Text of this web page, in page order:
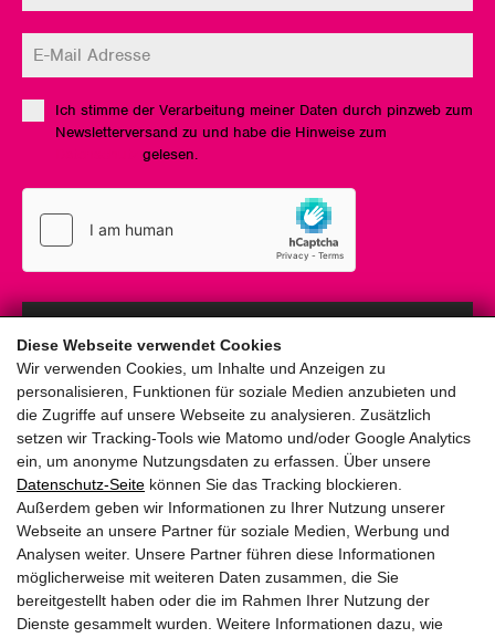
Diese Webseite verwendet Cookies
Wir verwenden Cookies, um Inhalte und Anzeigen zu
personalisieren, Funktionen für soziale Medien anzubieten und
die Zugriffe auf unsere Webseite zu analysieren. Zusätzlich
setzen wir Tracking-Tools wie Matomo und/oder Google Analytics
ein, um anonyme Nutzungsdaten zu erfassen. Über unsere
Datenschutz-Seite können Sie das Tracking blockieren.
Außerdem geben wir Informationen zu Ihrer Nutzung unserer
Webseite an unsere Partner für soziale Medien, Werbung und
Analysen weiter. Unsere Partner führen diese Informationen
möglicherweise mit weiteren Daten zusammen, die Sie
bereitgestellt haben oder die im Rahmen Ihrer Nutzung der
Dienste gesammelt wurden. Weitere Informationen dazu, wie
Ich stimme der Verarbeitung meiner Daten durch pinzweb zum
Newsletterversand zu und habe die Hinweise zum
gelesen.
Anmelden
pinzweb.at GmbH & Co KG
Raiffeisenstraße 4, 5671 Bruck an der Glocknerstraße
Rögergasse 36/6, 1090 Wien
T:+43 (0) 6545 20340
E:office@pinzweb.at